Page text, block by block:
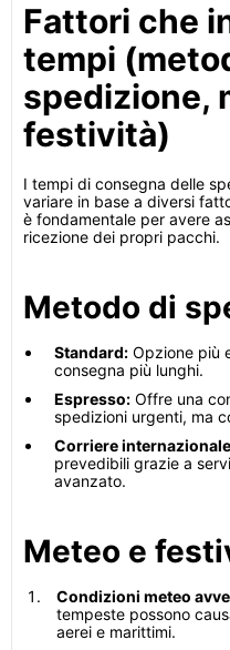
Fattori che
tempi
spedizione,
festività)
I tempi di consegna delle
variare in base a diversi
è fondamentale per avere
ricezione dei propri pacchi.
Metodo di
Standard: Opzione più
consegna più lunghi.
Espresso: Offre una
spedizioni urgenti, ma
Corriere
prevedibili grazie a
avanzato.
Meteo e
Condizioni meteo
tempeste possono
aerei e marittimi.